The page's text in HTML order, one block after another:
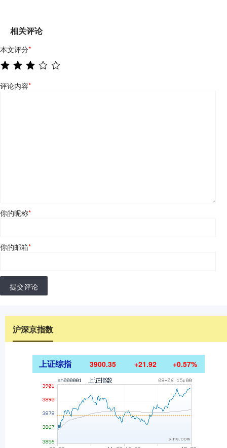
相关评论
本文评分*
评论内容*
你的昵称*
你的邮箱*
提交评论
沪深京指数
上证综指 3900.35 +21.92 +0.57%